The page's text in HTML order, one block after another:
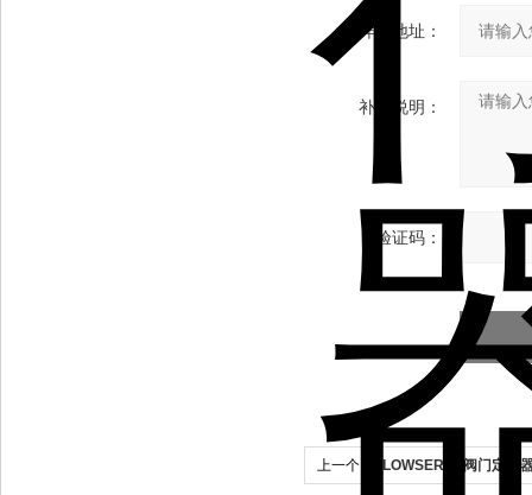
详细地址：
补充说明：
验证码：
上一个： FLOWSERVE阀门定位